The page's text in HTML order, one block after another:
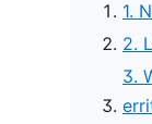
1.
2.
3.